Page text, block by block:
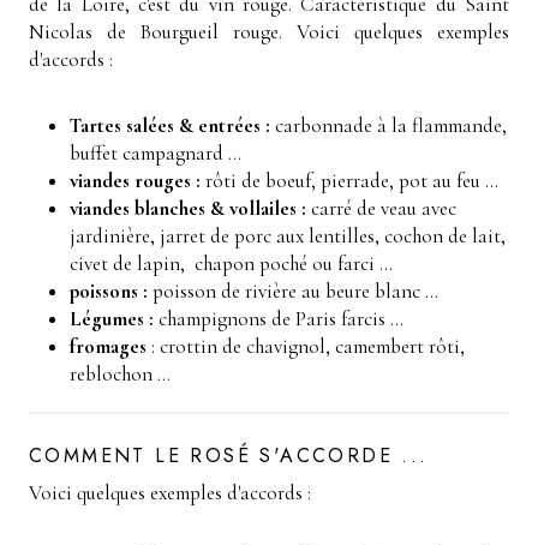
Nicolas de Bourgueil rouge. Voici quelques exemples
d'accords :
Tartes salées & entrées : carbonnade à la flammande,
buffet campagnard ...
viandes rouges : rôti de boeuf, pierrade, pot au feu ...
viandes blanches & vollailes : carré de veau avec
jardinière, jarret de porc aux lentilles, cochon de lait,
civet de lapin, chapon poché ou farci ...
poissons : poisson de rivière au beure blanc ...
Légumes : champignons de Paris farcis ...
fromages : crottin de chavignol, camembert rôti,
reblochon ...
COMMENT LE ROSÉ S'ACCORDE ...
Voici quelques exemples d'accords :